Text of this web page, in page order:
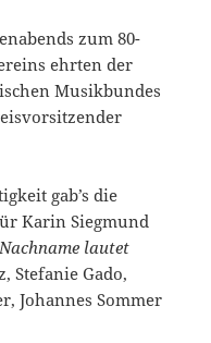
zum 80-
ehrten der
Musikbundes
gab’s die
Karin Siegmund
lautet
Stefanie Gado,
Johannes Sommer